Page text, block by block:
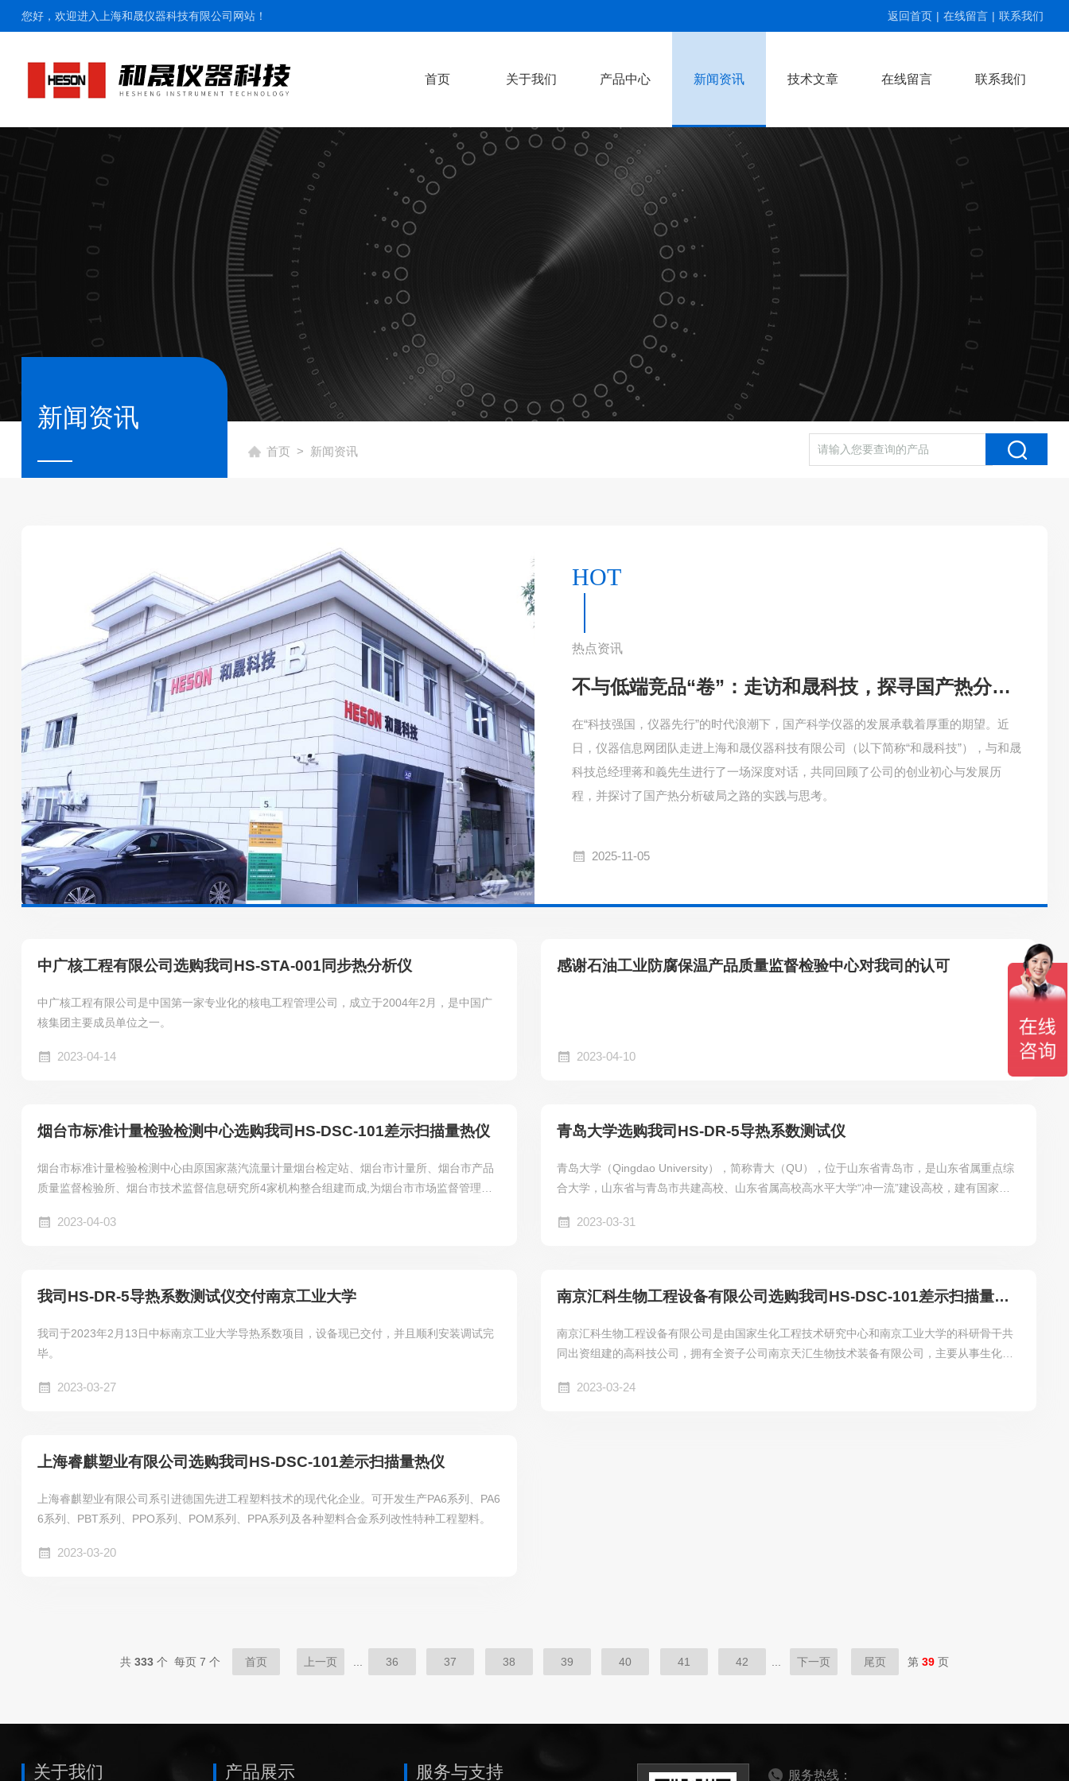
您好，欢迎进入上海和晟仪器科技有限公司网站！ 返回首页 | 在线留言 | 联系我们
首页 关于我们 产品中心 新闻资讯 技术文章 在线留言 联系我们
新闻资讯
首页 > 新闻资讯
HOT
热点资讯
不与低端竞品“卷”：走访和晟科技，探寻国产热分析如何行稳致远
在“科技强国，仪器先行”的时代浪潮下，国产科学仪器的发展承载着厚重的期望。近
日，仪器信息网团队走进上海和晟仪器科技有限公司（以下简称“和晟科技”），与和晟
科技总经理蒋和義先生进行了一场深度对话，共同回顾了公司的创业初心与发展历
程，并探讨了国产热分析破局之路的实践与思考。
2025-11-05
中广核工程有限公司选购我司HS-STA-001同步热分析仪
中广核工程有限公司是中国第一家专业化的核电工程管理公司，成立于2004年2月，是中国广
核集团主要成员单位之一。
2023-04-14
感谢石油工业防腐保温产品质量监督检验中心对我司的认可
2023-04-10
烟台市标准计量检验检测中心选购我司HS-DSC-101差示扫描量热仪
烟台市标准计量检验检测中心由原国家蒸汽流量计量烟台检定站、烟台市计量所、烟台市产品
质量监督检验所、烟台市技术监督信息研究所4家机构整合组建而成,为烟台市市场监督管理局
中国合格评定国家认可委员会(CNAS)认可的技术机构,在烟台市莱山区、芝罘区、开发区设置
2023-04-03
青岛大学选购我司HS-DR-5导热系数测试仪
青岛大学（Qingdao University），简称青大（QU），位于山东省青岛市，是山东省属重点综
合大学，山东省与青岛市共建高校、山东省属高校高水平大学“冲一流”建设高校，建有国家大
合改革试点高校、教育部第一批临床医学硕士专业学位研究生培养模式改革试点高校、卓越工
2023-03-31
我司HS-DR-5导热系数测试仪交付南京工业大学
我司于2023年2月13日中标南京工业大学导热系数项目，设备现已交付，并且顺利安装调试完
毕。
2023-03-27
南京汇科生物工程设备有限公司选购我司HS-DSC-101差示扫描量热仪
南京汇科生物工程设备有限公司是由国家生化工程技术研究中心和南京工业大学的科研骨干共
同出资组建的高科技公司，拥有全资子公司南京天汇生物技术装备有限公司，主要从事生化过
2023-03-24
上海睿麒塑业有限公司选购我司HS-DSC-101差示扫描量热仪
上海睿麒塑业有限公司系引进德国先进工程塑料技术的现代化企业。可开发生产PA6系列、PA6
6系列、PBT系列、PPO系列、POM系列、PPA系列及各种塑料合金系列改性特种工程塑料。
2023-03-20
共333 个 每页 7 个 首页 上一页 36 37 38 39 40 41 42 下一页 尾页 第 39页
关于我们 产品展示 服务与支持 服务热线：